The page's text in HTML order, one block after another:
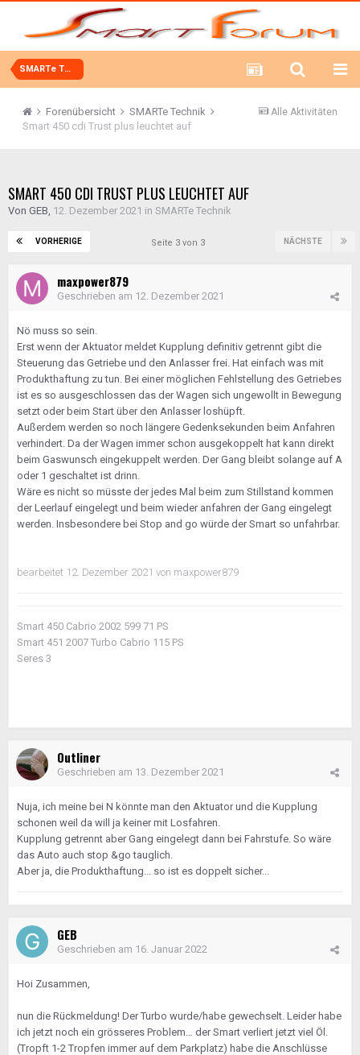
SMARTe Technik
Alle Aktivitäten
Forenübersicht
SMARTe Technik
Smart 450 cdi Trust plus leuchtet auf
SMART 450 CDI TRUST PLUS LEUCHTET AUF
Von GEB, 12. Dezember 2021 in SMARTe Technik
VORHERIGE NÄCHSTE
Seite 3 von 3
maxpower879
Geschrieben am 12. Dezember 2021
Nö muss so sein.
Erst wenn der Aktuator meldet Kupplung definitiv getrennt gibt die
Steuerung das Getriebe und den Anlasser frei. Hat einfach was mit
Produkthaftung zu tun. Bei einer möglichen Fehlstellung des Getriebes
ist es so ausgeschlossen das der Wagen sich ungewollt in Bewegung
setzt oder beim Start über den Anlasser loshüpft.
Außerdem werden so noch längere Gedenksekunden beim Anfahren
verhindert. Da der Wagen immer schon ausgekoppelt hat kann direkt
beim Gaswunsch eingekuppelt werden. Der Gang bleibt solange auf A
oder 1 geschaltet ist drinn.
Wäre es nicht so müsste der jedes Mal beim zum Stillstand kommen
der Leerlauf eingelegt und beim wieder anfahren der Gang eingelegt
werden. Insbesondere bei Stop and go würde der Smart so unfahrbar.
bearbeitet 12. Dezember 2021 von maxpower879
Smart 450 Cabrio 2002 599 71 PS
Smart 451 2007 Turbo Cabrio 115 PS
Seres 3
Outliner
Geschrieben am 13. Dezember 2021
Nuja, ich meine bei N könnte man den Aktuator und die Kupplung
schonen weil da will ja keiner mit Losfahren.
Kupplung getrennt aber Gang eingelegt dann bei Fahrstufe. So wäre
das Auto auch stop &go tauglich.
Aber ja, die Produkthaftung... so ist es doppelt sicher...
GEB
Geschrieben am 16. Januar 2022
Hoi Zusammen,
nun die Rückmeldung! Der Turbo wurde/habe gewechselt. Leider habe
ich jetzt noch ein grösseres Problem… der Smart verliert jetzt viel Öl.
(Tropft 1-2 Tropfen immer auf dem Parkplatz) habe die Anschlüsse